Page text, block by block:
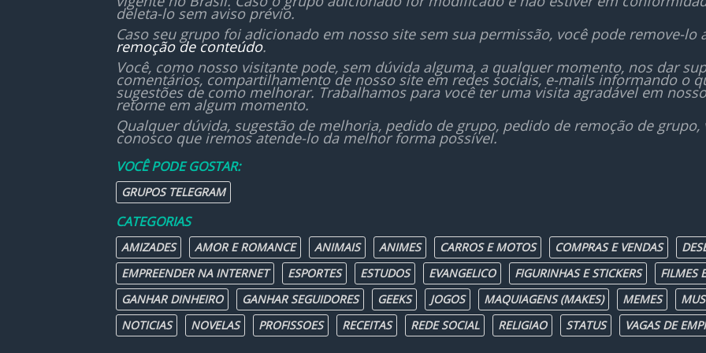
deleta-lo sem aviso prévio.
Caso seu grupo foi adicionado em nosso site sem sua permissão, você pode remove-lo
remoção de conteúdo.
Você, como nosso visitante pode, sem dúvida alguma, a qualquer momento, nos dar
comentários, compartilhamento de nosso site em redes sociais, e-mails informando o
sugestões de como melhorar. Trabalhamos para você ter uma visita agradável em
retorne em algum momento.
Qualquer dúvida, sugestão de melhoria, pedido de grupo, pedido de remoção de
conosco que iremos atende-lo da melhor forma possível.
VOCÊ PODE GOSTAR:
GRUPOS TELEGRAM
CATEGORIAS
AMIZADES AMOR E ROMANCE ANIMAIS ANIMES CARROS E MOTOS COMPRAS E VENDAS
EMPREENDER NA INTERNET
ESPORTES ESTUDOS EVANGELICO FIGURINHAS E STICKERS FILMES
GANHAR DINHEIRO
GANHAR SEGUIDORES GEEKS JOGOS MAQUIAGENS (MAKES) MEMES
NOTICIAS
NOVELAS PROFISSOES RECEITAS REDE SOCIAL RELIGIAO STATUS VAGAS DE